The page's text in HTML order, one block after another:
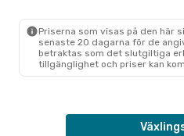
Priserna som visas på den här
senaste 20 dagarna för de
betraktas som det slutgiltiga
tillgänglighet och priser kan